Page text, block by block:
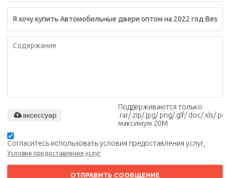
Поддерживаются только
.rar/.zip/.jpg/.png/.gif/.doc/.xls/.pdf,
максимум 20M
аксессуар
Согласитесь использовать условия предоставления услуг,
Условия предоставления услуг
ОТПРАВИТЬ СООБЩЕНИЕ